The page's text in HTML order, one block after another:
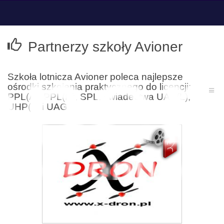
Partnerzy szkoły Avioner
Szkoła lotnicza Avioner poleca najlepsze
ośrodki szkolenia praktycznego do licencji:
PPL(A), PPL(H), SPL, świadectwa UAP(L),
UHP(L) i UAGL.